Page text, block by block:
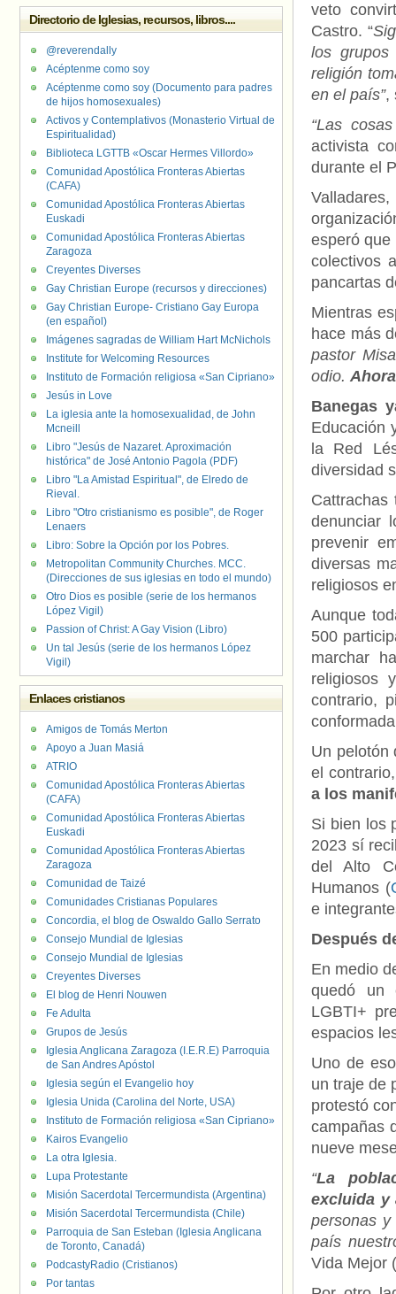
veto
Castro. “
los
religión
en el país”,
“Las
activista
durante el
esperó que
colectivos
pancartas
Mientras
hace más
pastor
odio.
Banegas
Educación
la Red
diversidad
denunciar
prevenir
diversas
religiosos
Aunque
500
marchar
religiosos
contrario,
Un pelotón
el
a los
Si bien los
2023 sí
del Alto
Humanos (
e
Después
En medio
quedó un
LGBTI+
espacios
Uno de
un traje de
protestó
campañas
nueve
“La
excluida y
personas
país
Vida Mejor
Directorio de Iglesias, recursos, libros....
@reverendally
Acéptenme como soy
Acéptenme como soy (Documento para padres
de hijos homosexuales)
Activos y Contemplativos (Monasterio Virtual de
Espiritualidad)
Biblioteca LGTTB «Oscar Hermes Villordo»
Comunidad Apostólica Fronteras Abiertas
(CAFA)
Comunidad Apostólica Fronteras Abiertas
Euskadi
Comunidad Apostólica Fronteras Abiertas
Zaragoza
Creyentes Diverses
Gay Christian Europe (recursos y direcciones)
Gay Christian Europe- Cristiano Gay Europa
(en español)
Imágenes sagradas de William Hart McNichols
Institute for Welcoming Resources
Instituto de Formación religiosa «San Cipriano»
Jesús in Love
La iglesia ante la homosexualidad, de John
Mcneill
Libro "Jesús de Nazaret. Aproximación
histórica" de José Antonio Pagola (PDF)
Libro "La Amistad Espiritual", de Elredo de
Rieval.
Libro "Otro cristianismo es posible", de Roger
Lenaers
Libro: Sobre la Opción por los Pobres.
Metropolitan Community Churches. MCC.
(Direcciones de sus iglesias en todo el mundo)
Otro Dios es posible (serie de los hermanos
López Vigil)
Passion of Christ: A Gay Vision (Libro)
Un tal Jesús (serie de los hermanos López
Vigil)
Enlaces cristianos
Amigos de Tomás Merton
Apoyo a Juan Masiá
ATRIO
Comunidad Apostólica Fronteras Abiertas
(CAFA)
Comunidad Apostólica Fronteras Abiertas
Euskadi
Comunidad Apostólica Fronteras Abiertas
Zaragoza
Comunidad de Taizé
Comunidades Cristianas Populares
Concordia, el blog de Oswaldo Gallo Serrato
Consejo Mundial de Iglesias
Consejo Mundial de Iglesias
Creyentes Diverses
El blog de Henri Nouwen
Fe Adulta
Grupos de Jesús
Iglesia Anglicana Zaragoza (I.E.R.E) Parroquia
de San Andres Apóstol
Iglesia según el Evangelio hoy
Iglesia Unida (Carolina del Norte, USA)
Instituto de Formación religiosa «San Cipriano»
Kairos Evangelio
La otra Iglesia.
Lupa Protestante
Misión Sacerdotal Tercermundista (Argentina)
Misión Sacerdotal Tercermundista (Chile)
Parroquia de San Esteban (Iglesia Anglicana
de Toronto, Canadá)
PodcastyRadio (Cristianos)
Por tantas